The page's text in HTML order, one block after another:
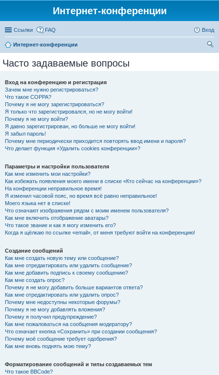
Интернет-конференции
Ссылки FAQ Вход
Интернет-конференции
Часто задаваемые вопросы
Вход на конференцию и регистрация
Зачем мне нужно регистрироваться?
Что такое COPPA?
Почему я не могу зарегистрироваться?
Я только что зарегистрировался, но не могу войти!
Почему я не могу войти?
Я давно зарегистрирован, но больше не могу войти!
Я забыл пароль!
Почему мне периодически приходится повторять ввод имени и пароля?
Что делает функция «Удалить cookies конференции»?
Параметры и настройки пользователя
Как мне изменить мои настройки?
Как избежать появления моего имени в списке «Кто сейчас на конференции»?
На конференции неправильное время!
Я изменил часовой пояс, но время всё равно неправильное!
Моего языка нет в списке!
Что означают изображения рядом с моим именем пользователя?
Как мне включить отображение аватары?
Что такое звание и как я могу изменить его?
Когда я щёлкаю по ссылке «email», от меня требуют войти на конференцию!
Создание сообщений
Как мне создать новую тему или сообщение?
Как мне отредактировать или удалить сообщение?
Как мне добавить подпись к своему сообщению?
Как мне создать опрос?
Почему я не могу добавить больше вариантов ответа?
Как мне отредактировать или удалить опрос?
Почему мне недоступны некоторые форумы?
Почему я не могу добавлять вложения?
Почему я получил предупреждение?
Как мне пожаловаться на сообщения модератору?
Что означает кнопка «Сохранить» при создании сообщения?
Почему моё сообщение требует одобрения?
Как мне вновь поднять мою тему?
Форматирование сообщений и типы создаваемых тем
Что такое BBCode?